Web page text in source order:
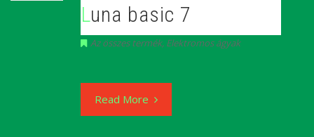
Luna basic 7
Az összes termék, Elektromos ágyak
Read More